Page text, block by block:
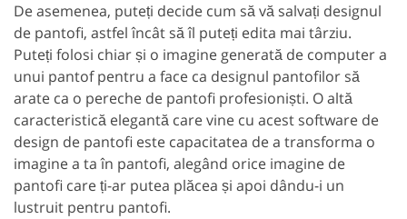
De asemenea, puteți decide cum să vă salvați designul
de pantofi, astfel încât să îl puteți edita mai târziu.
Puteți folosi chiar și o imagine generată de computer a
unui pantof pentru a face ca designul pantofilor să
arate ca o pereche de pantofi profesioniști. O altă
caracteristică elegantă care vine cu acest software de
design de pantofi este capacitatea de a transforma o
imagine a ta în pantofi, alegând orice imagine de
pantofi care ți-ar putea plăcea și apoi dându-i un
lustruit pentru pantofi.